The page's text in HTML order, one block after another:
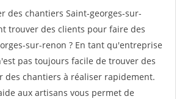
des chantiers Saint-georges-sur-
trouver des clients pour faire des
sur-renon ? En tant qu'entreprise
pas toujours facile de trouver des
des chantiers à réaliser rapidement.
aux artisans vous permet de